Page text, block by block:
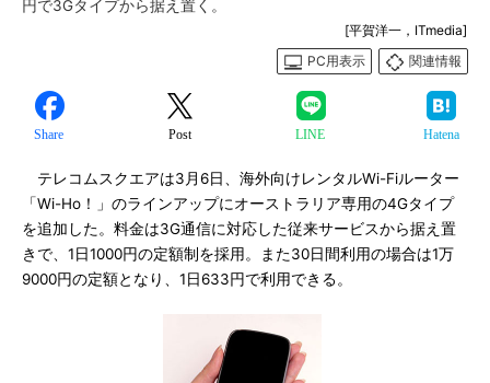
円で3Gタイプから据え置く。
[平賀洋一，ITmedia]
PC用表示
関連情報
Share Post LINE Hatena
テレコムスクエアは3月6日、海外向けレンタルWi-Fiルーター
「Wi-Ho！」のラインアップにオーストラリア専用の4Gタイプ
を追加した。料金は3G通信に対応した従来サービスから据え置
きで、1日1000円の定額制を採用。また30日間利用の場合は1万
9000円の定額となり、1日633円で利用できる。